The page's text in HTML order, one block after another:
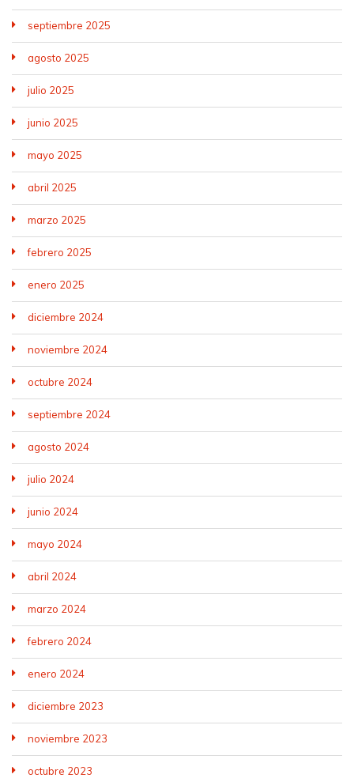
septiembre 2025
agosto 2025
julio 2025
junio 2025
mayo 2025
abril 2025
marzo 2025
febrero 2025
enero 2025
diciembre 2024
noviembre 2024
octubre 2024
septiembre 2024
agosto 2024
julio 2024
junio 2024
mayo 2024
abril 2024
marzo 2024
febrero 2024
enero 2024
diciembre 2023
noviembre 2023
octubre 2023